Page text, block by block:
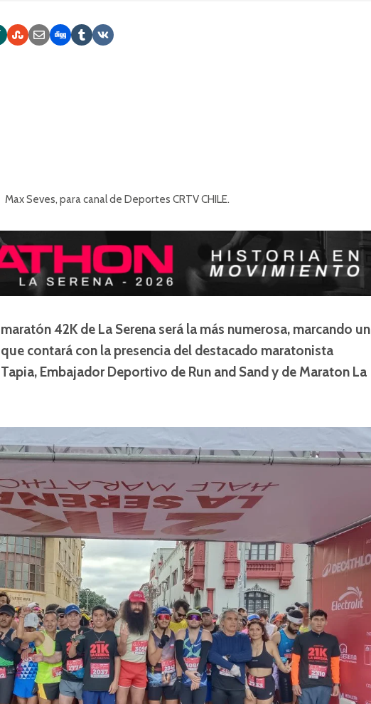
Max Seves, para canal de Deportes CRTV CHILE.
42K de La Serena será la más numerosa, marcando un
contará con la presencia del destacado maratonista
Embajador Deportivo de Run and Sand y de Maraton La